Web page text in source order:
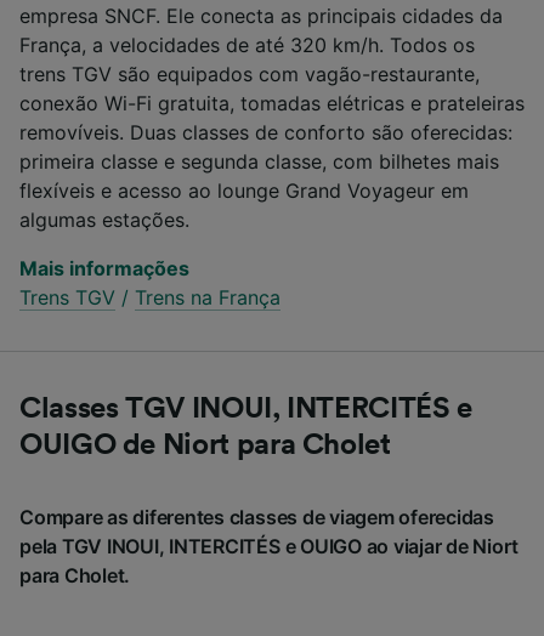
empresa SNCF. Ele conecta as principais cidades da
França, a velocidades de até 320 km/h. Todos os
trens TGV são equipados com vagão-restaurante,
conexão Wi-Fi gratuita, tomadas elétricas e prateleiras
removíveis. Duas classes de conforto são oferecidas:
primeira classe e segunda classe, com bilhetes mais
flexíveis e acesso ao lounge Grand Voyageur em
algumas estações.
Mais informações
Trens TGV / Trens na França
Classes TGV INOUI, INTERCITÉS e
OUIGO de Niort para Cholet
Compare as diferentes classes de viagem oferecidas
pela TGV INOUI, INTERCITÉS e OUIGO ao viajar de Niort
para Cholet.